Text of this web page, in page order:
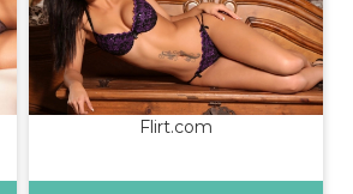
Flirt.com